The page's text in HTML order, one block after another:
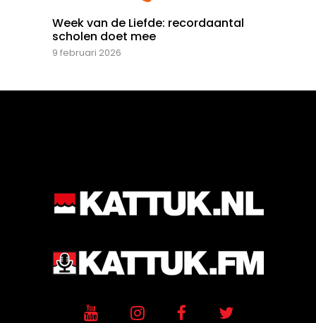
Week van de Liefde: recordaantal
scholen doet mee
9 februari 2026